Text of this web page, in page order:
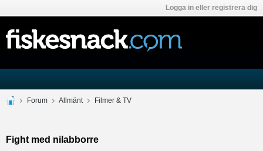
Logga in eller registrera dig
Forum Allmänt Filmer & TV
Fight med nilabborre